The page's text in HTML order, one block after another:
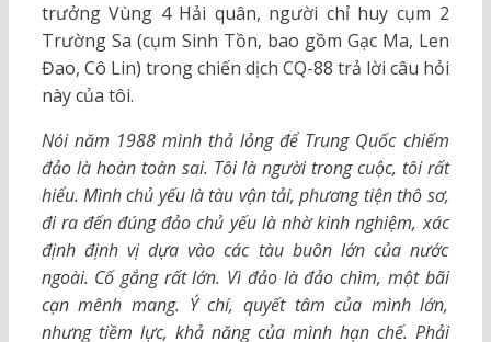
trưởng Vùng 4 Hải quân, người chỉ huy cụm 2
Trường Sa (cụm Sinh Tồn, bao gồm Gạc Ma, Len
Đao, Cô Lin) trong chiến dịch CQ-88 trả lời câu hỏi
này của tôi.
Nói năm 1988 mình thả lỏng để Trung Quốc chiếm
đảo là hoàn toàn sai. Tôi là người trong cuộc, tôi rất
hiểu. Mình chủ yếu là tàu vận tải, phương tiện thô sơ,
đi ra đến đúng đảo chủ yếu là nhờ kinh nghiệm, xác
định định vị dựa vào các tàu buôn lớn của nước
ngoài. Cố gắng rất lớn. Vì đảo là đảo chìm, một bãi
cạn mênh mang. Ý chí, quyết tâm của mình lớn,
nhưng tiềm lực, khả năng của mình hạn chế. Phải